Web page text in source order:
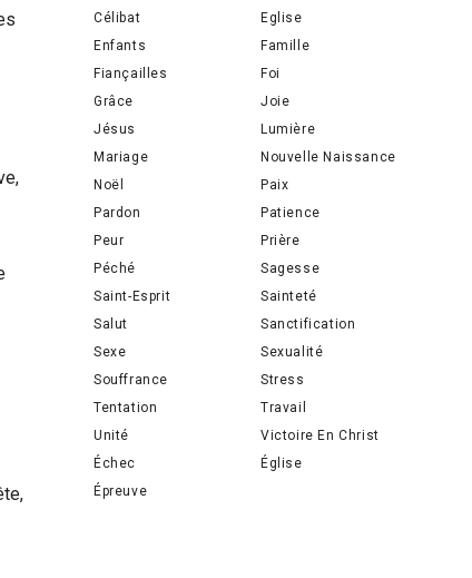
Célibat
Eglise
Enfants
Famille
Fiançailles
Foi
Grâce
Joie
Jésus
Lumière
Mariage
Nouvelle Naissance
Noël
Paix
Pardon
Patience
Peur
Prière
Péché
Sagesse
Saint-Esprit
Sainteté
Salut
Sanctification
Sexe
Sexualité
Souffrance
Stress
Tentation
Travail
Unité
Victoire En Christ
Échec
Église
Épreuve